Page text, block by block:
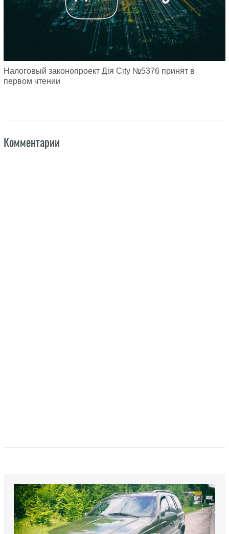
Налоговый законопроект Дія City №5376 принят в
первом чтении
Комментарии